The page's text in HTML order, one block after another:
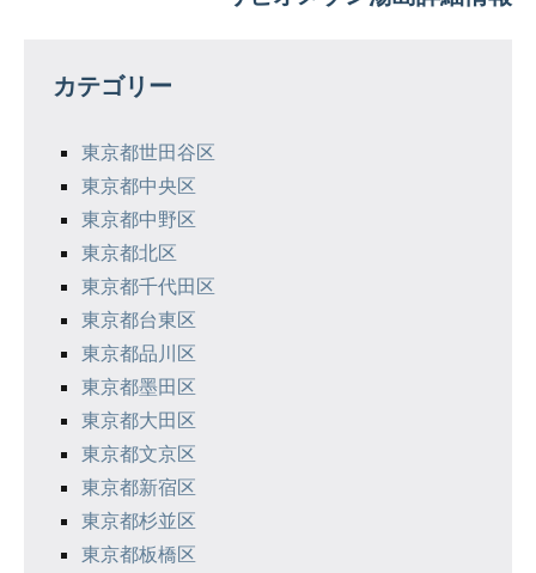
ー
カテゴリー
東京都世田谷区
東京都中央区
東京都中野区
東京都北区
東京都千代田区
東京都台東区
東京都品川区
東京都墨田区
東京都大田区
東京都文京区
東京都新宿区
東京都杉並区
東京都板橋区